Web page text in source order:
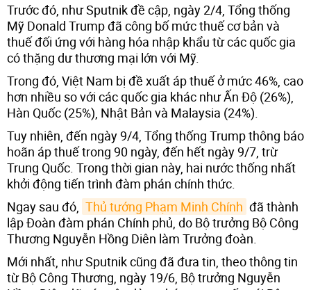
Trước đó, như Sputnik đề cập, ngày 2/4, Tổng thống
Mỹ Donald Trump đã công bố mức thuế cơ bản và
thuế đối ứng với hàng hóa nhập khẩu từ các quốc gia
có thặng dư thương mại lớn với Mỹ.
Trong đó, Việt Nam bị đề xuất áp thuế ở mức 46%, cao
hơn nhiều so với các quốc gia khác như Ấn Độ (26%),
Hàn Quốc (25%), Nhật Bản và Malaysia (24%).
Tuy nhiên, đến ngày 9/4, Tổng thống Trump thông báo
hoãn áp thuế trong 90 ngày, đến hết ngày 9/7, trừ
Trung Quốc. Trong thời gian này, hai nước thống nhất
khởi động tiến trình đàm phán chính thức.
Ngay sau đó, Thủ tướng Phạm Minh Chính đã thành
lập Đoàn đàm phán Chính phủ, do Bộ trưởng Bộ Công
Thương Nguyễn Hồng Diên làm Trưởng đoàn.
Mới nhất, như Sputnik cũng đã đưa tin, theo thông tin
từ Bộ Công Thương, ngày 19/6, Bộ trưởng Nguyễn